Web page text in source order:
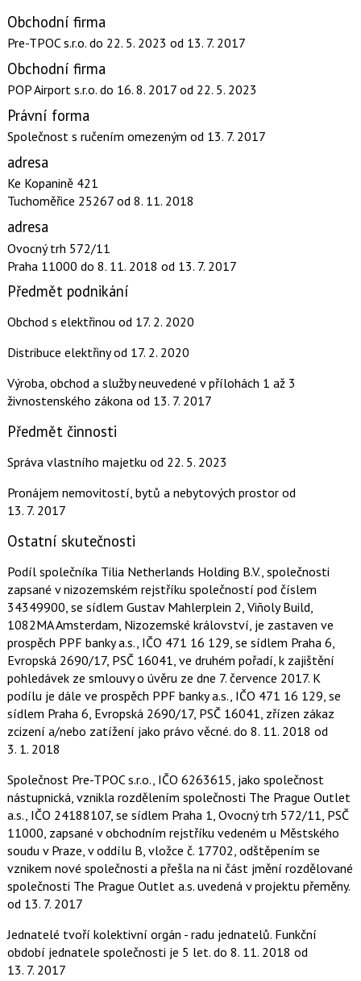
Obchodní firma
Pre-TPOC s.r.o. do 22. 5. 2023 od 13. 7. 2017
Obchodní firma
POP Airport s.r.o. do 16. 8. 2017od 22. 5. 2023
Právní forma
Společnost s ručením omezeným od 13. 7. 2017
adresa
Ke Kopanině 421
Tuchoměřice 25267 od 8. 11. 2018
adresa
Ovocný trh 572/11
Praha 11000 do 8. 11. 2018 od 13. 7. 2017
Předmět podnikání
Obchod s elektřinou od 17. 2. 2020
Distribuce elektřinyod 17. 2. 2020
Výroba, obchod a služby neuvedené v přílohách 1 až 3
živnostenského zákona od 13. 7. 2017
Předmět činnosti
Správa vlastního majetku od 22. 5. 2023
Pronájem nemovitostí, bytů a nebytových prostor od
13. 7. 2017
Ostatní skutečnosti
Podíl společníka Tilia Netherlands Holding B.V., společnosti
zapsané v nizozemském rejstříku společností pod číslem
34349900, se sídlem Gustav Mahlerplein 2, Viñoly Build,
1082MA Amsterdam, Nizozemské království, je zastaven ve
prospěch PPF banky a.s., IČO 471 16 129, se sídlem Praha 6,
Evropská 2690/17, PSČ 16041, ve druhém pořadí, k zajištění
pohledávek ze smlouvy o úvěru ze dne 7. července 2017. K
podílu je dále ve prospěch PPF banky a.s., IČO 471 16 129, se
sídlem Praha 6, Evropská 2690/17, PSČ 16041, zřízen zákaz
zcizení a/nebo zatížení jako právo věcné. do 8. 11. 2018 od
3. 1. 2018
Společnost Pre-TPOC s.r.o., IČO 6263615, jako společnost
nástupnická, vznikla rozdělením společnosti The Prague Outlet
a.s., IČO 24188107, se sídlem Praha 1, Ovocný trh 572/11, PSČ
11000, zapsané v obchodním rejstříku vedeném u Městského
soudu v Praze, v oddílu B, vložce č. 17702, odštěpením se
vznikem nové společnosti a přešla na ni část jmění rozdělované
společnosti The Prague Outlet a.s. uvedená v projektu přeměny.
od 13. 7. 2017
Jednatelé tvoří kolektivní orgán - radu jednatelů. Funkční
období jednatele společnosti je 5 let. do 8. 11. 2018 od
13. 7. 2017